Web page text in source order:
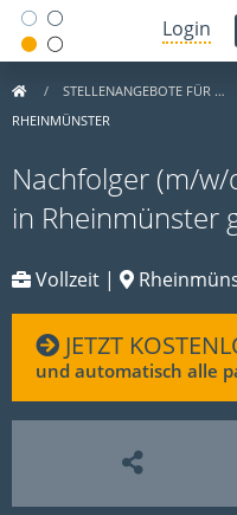
Login
STELLENANGEBOTE FÜR …
RHEINMÜNSTER
Nachfolger (m/
in Rheinmünster
Vollzeit |
JETZT
und automatisch alle